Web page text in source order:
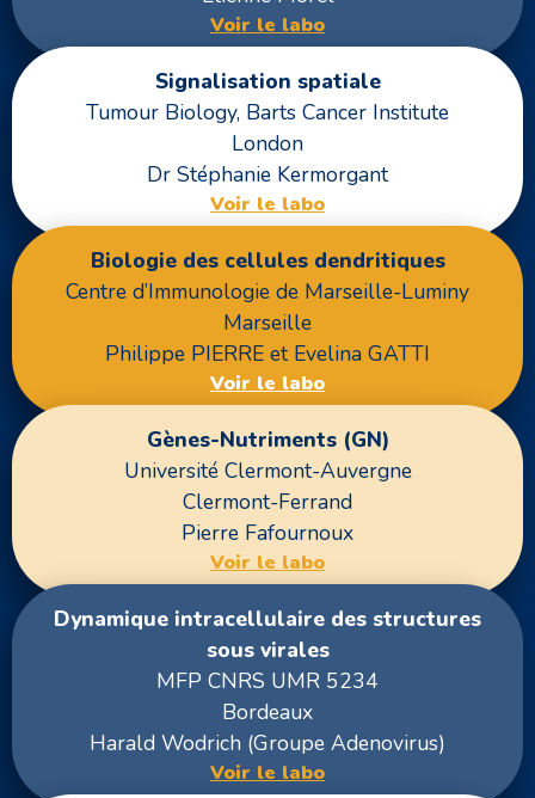
Voir le labo
Signalisation spatiale
Tumour Biology, Barts Cancer Institute
London
Dr Stéphanie Kermorgant
Voir le labo
Biologie des cellules dendritiques
Centre d’Immunologie de Marseille-Luminy
Marseille
Philippe PIERRE et Evelina GATTI
Voir le labo
Gènes-Nutriments (GN)
Université Clermont-Auvergne
Clermont-Ferrand
Pierre Fafournoux
Voir le labo
Dynamique intracellulaire des structures
sous virales
MFP CNRS UMR 5234
Bordeaux
Harald Wodrich (Groupe Adenovirus)
Voir le labo